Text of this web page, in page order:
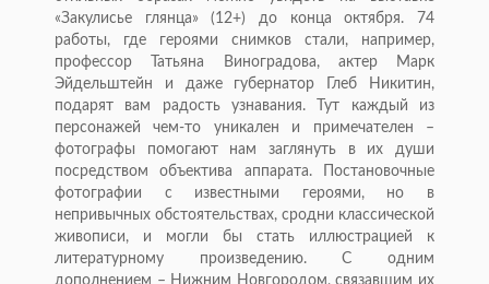
«Закулисье глянца» (12+) до конца октября. 74
работы, где героями снимков стали, например,
профессор Татьяна Виноградова, актер Марк
Эйдельштейн и даже губернатор Глеб Никитин,
подарят вам радость узнавания. Тут каждый из
персонажей чем-то уникален и примечателен –
фотографы помогают нам заглянуть в их души
посредством объектива аппарата. Постановочные
фотографии с известными героями, но в
непривычных обстоятельствах, сродни классической
живописи, и могли бы стать иллюстрацией к
литературному произведению. С одним